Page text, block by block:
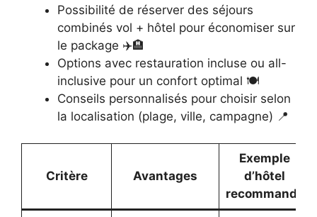
Possibilité de réserver des séjours
combinés vol + hôtel pour économiser sur
le package ✈️🏨
Options avec restauration incluse ou all-
inclusive pour un confort optimal 🍽️
Conseils personnalisés pour choisir selon
la localisation (plage, ville, campagne) 📍
Critère Avantages
Exemple
d’hôtel
recommandé